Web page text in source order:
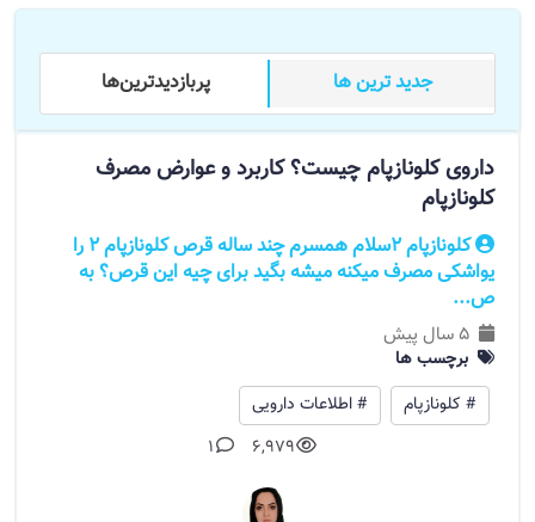
جدید ترین ها پر‌بازدید‌ترین‌ها
داروی کلونازپام چیست؟ کاربرد و عوارض مصرف
کلونازپام
کلونازپام ۲سلام همسرم چند ساله قرص کلونازپام ۲ را
یواشکی مصرف میکنه میشه بگید برای چیه این قرص؟ به
ص...
5 سال پیش
برچسب ها
# کلونازپام
# اطلاعات دارویی
6,979
1